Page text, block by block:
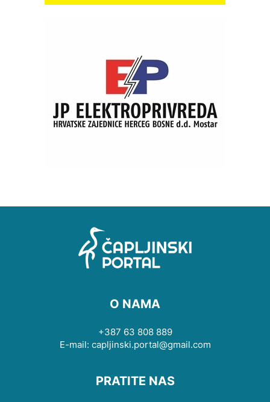
O NAMA
+387 63 808 889
E-mail: capljinski.portal@gmail.com
PRATITE NAS